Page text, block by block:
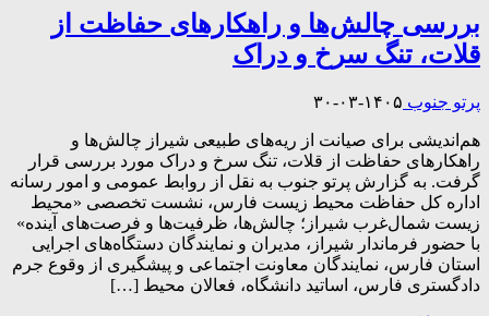
بررسی چالش‌ها و راهکارهای حفاظت از
قلات، تنگ سرخ و دراک
پرتو جنوب ۱۴۰۵-۰۳-۳۰
هم‌اندیشی برای صیانت از ریه‌های طبیعی شیراز چالش‌ها و
راهکارهای حفاظت از قلات، تنگ سرخ و دراک مورد بررسی قرار
گرفت. به گزارش پرتو جنوب به نقل از روابط عمومی و امور رسانه
اداره کل حفاظت محیط زیست فارس، نشست تخصصی «محیط
زیست شمال‌غرب شیراز؛ چالش‌ها، ظرفیت‌ها و فرصت‌های آینده»
با حضور فرماندار شیراز، مدیران و نمایندگان دستگاه‌های اجرایی
استان فارس، نمایندگان معاونت اجتماعی و پیشگیری از وقوع جرم
دادگستری فارس، اساتید دانشگاه، فعالان محیط […]